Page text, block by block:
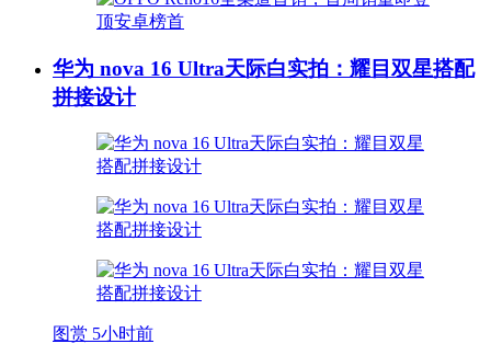
华为 nova 16 Ultra天际白实拍：耀目双星搭配
拼接设计
图赏 5小时前